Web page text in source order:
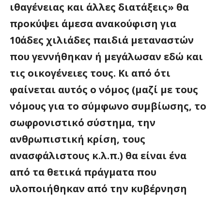
ιθαγένειας και άλλες διατάξεις» θα
προκύψει άμεσα ανακούφιση για
10άδες χιλιάδες παιδιά μεταναστών
που γεννήθηκαν ή μεγάλωσαν εδώ και
τις οικογένειες τους. Κι από ότι
φαίνεται αυτός ο νόμος (μαζί με τους
νόμους για το σύμφωνο συμβίωσης, το
σωφρονιστικό σύστημα, την
ανθρωπιστική κρίση, τους
ανασφάλιστους κ.λ.π.) θα είναι ένα
από τα θετικά πράγματα που
υλοποιήθηκαν από την κυβέρνηση